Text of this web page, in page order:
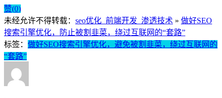
赞(0)
未经允许不得转载： seo优化_前端开发_渗透技术 » 做好SEO
搜索引擎优化，防止被割韭菜，绕过互联网的“套路”
标签： 做好SEO搜索引擎优化，避免被割韭菜，绕过互联网的
“套路”